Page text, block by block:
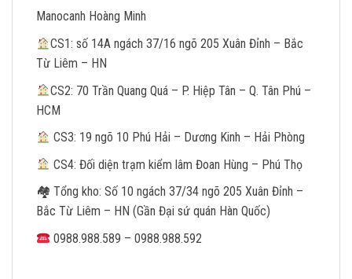
Manocanh Hoàng Minh
CS1: số 14A ngách 37/16 ngõ 205 Xuân Đỉnh – Bắc
Từ Liêm – HN
CS2: 70 Trần Quang Quá – P. Hiệp Tân – Q. Tân Phú –
HCM
CS3: 19 ngõ 10 Phú Hải – Dương Kinh – Hải Phòng
CS4: Đối diện trạm kiểm lâm Đoan Hùng – Phú Thọ
🏘 Tổng kho: Số 10 ngách 37/34 ngõ 205 Xuân Đỉnh –
Bắc Từ Liêm – HN (Gần Đại sứ quán Hàn Quốc)
0988.988.589 – 0988.988.592